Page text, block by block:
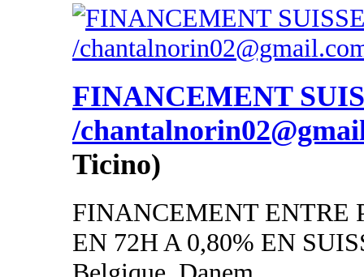
FINANCEMENT
/
Ticino)
FINANCEMENT ENTRE
EN 72H A 0,80% EN